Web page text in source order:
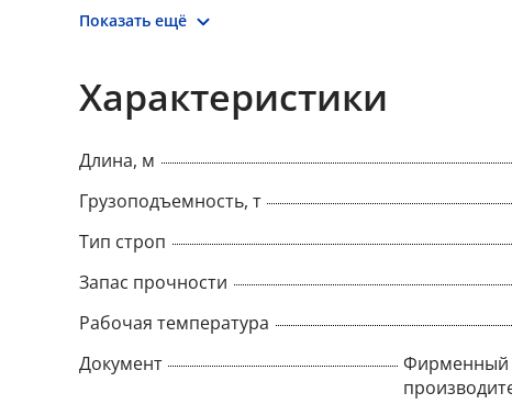
Показать ещё
Характеристики
Длина, м
Грузоподъемность, т
Тип строп
Запас прочности
Рабочая температура
Документ
Фирменный